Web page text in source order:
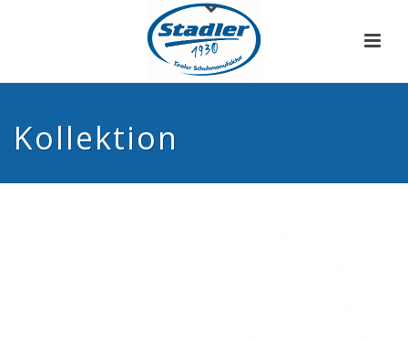
Kollektion